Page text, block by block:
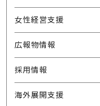
女性経営支援
広報物情報
採用情報
海外展開支援